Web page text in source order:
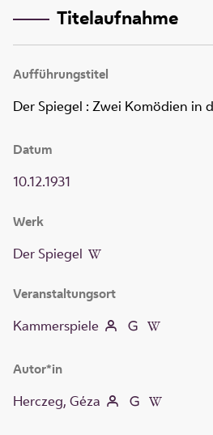
Titelaufnahme
Aufführungstitel
Der Spiegel : Zwei Komödien in
Autor*in
Herczeg, Géza
Veranstaltungsort
Kammerspiele
Datum
10.12.1931
Werk
Der Spiegel